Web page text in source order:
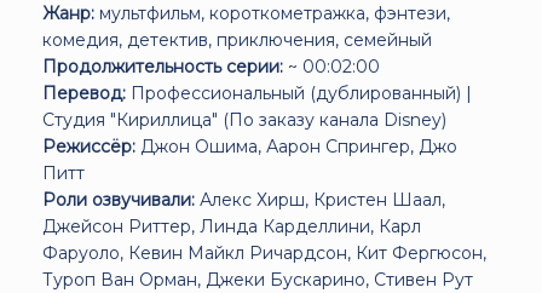
Жанр: мультфильм, короткометражка, фэнтези,
комедия, детектив, приключения, семейный
Продолжительность серии: ~ 00:02:00
Перевод: Профессиональный (дублированный) |
Студия "Кириллица" (По заказу канала Disney)
Режиссёр: Джон Ошима, Аарон Спрингер, Джо
Питт
Роли озвучивали: Алекс Хирш, Кристен Шаал,
Джейсон Риттер, Линда Карделлини, Карл
Фаруоло, Кевин Майкл Ричардсон, Кит Фергюсон,
Туроп Ван Орман, Джеки Бускарино, Стивен Рут